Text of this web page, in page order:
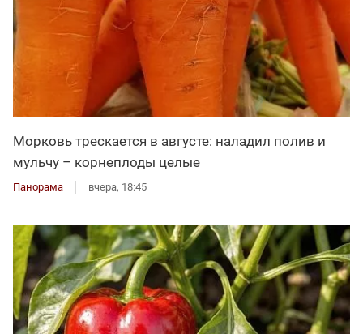
Морковь трескается в августе: наладил полив и
мульчу – корнеплоды целые
Панорама вчера, 18:45